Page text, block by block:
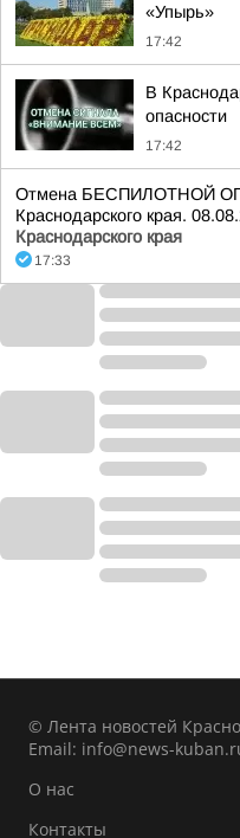
«Упырь»
17:42
В
опасности
17:42
Отмена БЕСПИЛОТНОЙ
Краснодарского края.
Краснодарского края
17:33
© Лента новостей
Email: info@news-
О нас
Контакты